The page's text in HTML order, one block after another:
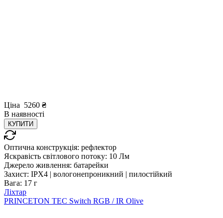
Ціна 5260 ₴
В наявності
КУПИТИ
Оптична конструкція: рефлектор
Яскравість світлового потоку: 10 Лм
Джерело живлення: батарейки
Захист: IPX4 | вологонепроникний | пилостійкий
Вага: 17 г
Ліхтар
PRINCETON TEC Switch RGB / IR Olive